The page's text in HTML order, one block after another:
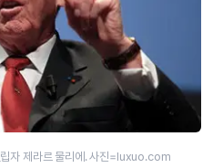
립자 제라르 물리에. 사진=luxuo.com